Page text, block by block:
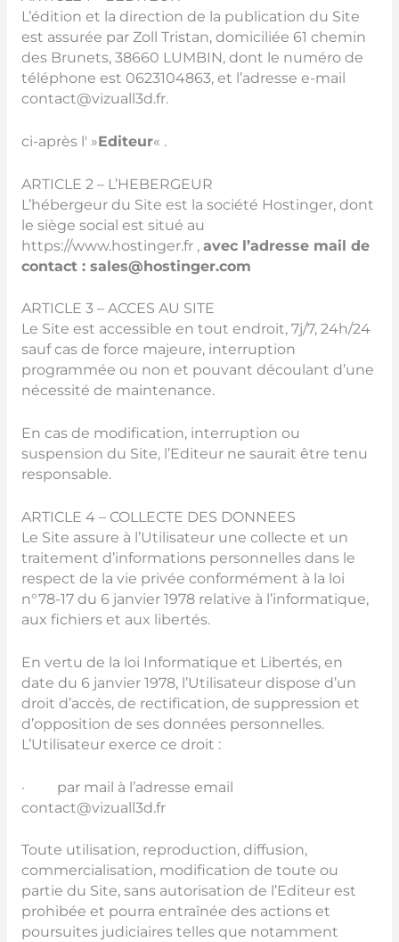
L’édition et la direction de la publication du Site
est assurée par Zoll Tristan, domiciliée 61 chemin
des Brunets, 38660 LUMBIN, dont le numéro de
téléphone est 0623104863, et l’adresse e-mail
contact@vizuall3d.fr.
ci-après l' »Editeur« .
ARTICLE 2 – L’HEBERGEUR
L’hébergeur du Site est la société Hostinger, dont
le siège social est situé au
https://www.hostinger.fr , avec l’adresse mail de
contact : sales@hostinger.com
ARTICLE 3 – ACCES AU SITE
Le Site est accessible en tout endroit, 7j/7, 24h/24
sauf cas de force majeure, interruption
programmée ou non et pouvant découlant d’une
nécessité de maintenance.
En cas de modification, interruption ou
suspension du Site, l’Editeur ne saurait être tenu
responsable.
ARTICLE 4 – COLLECTE DES DONNEES
Le Site assure à l’Utilisateur une collecte et un
traitement d’informations personnelles dans le
respect de la vie privée conformément à la loi
n°78-17 du 6 janvier 1978 relative à l’informatique,
aux fichiers et aux libertés.
En vertu de la loi Informatique et Libertés, en
date du 6 janvier 1978, l’Utilisateur dispose d’un
droit d’accès, de rectification, de suppression et
d’opposition de ses données personnelles.
L’Utilisateur exerce ce droit :
· par mail à l’adresse email
contact@vizuall3d.fr
Toute utilisation, reproduction, diffusion,
commercialisation, modification de toute ou
partie du Site , sans autorisation de l’Editeur est
prohibée et pourra entraînée des actions et
poursuites judiciaires telles que notamment